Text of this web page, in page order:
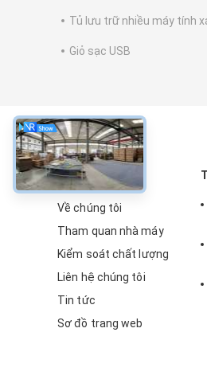
Tủ lưu trữ nhiều máy tính
Giỏ sạc USB
về
Về chúng tôi
Tham quan nhà máy
Kiểm soát chất lượng
Liên hệ chúng tôi
Tin tức
Sơ đồ trang web